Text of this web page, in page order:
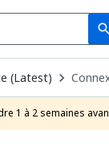
search
(Latest)
1 à 2 semaines